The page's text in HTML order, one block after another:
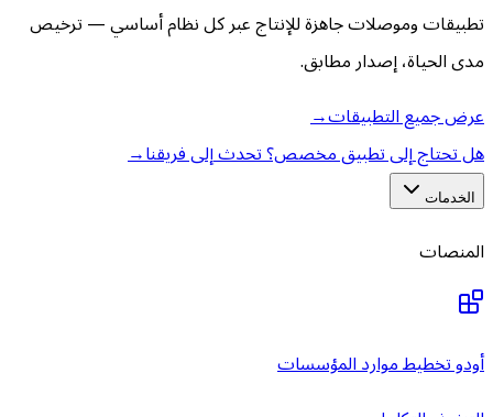
تطبيقات وموصلات جاهزة للإنتاج عبر كل نظام أساسي — ترخيص
مدى الحياة، إصدار مطابق.
عرض جميع التطبيقات→
هل تحتاج إلى تطبيق مخصص؟ تحدث إلى فريقنا→
الخدمات
المنصات
أودو تخطيط موارد المؤسسات